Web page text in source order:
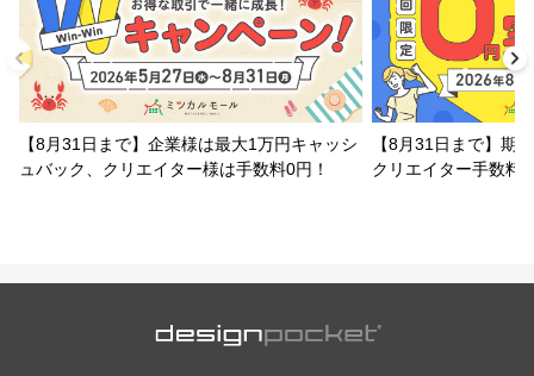
【8月31日まで】企業様は最大1万円キャッシ
ュバック、クリエイター様は手数料0円！
【8月31日まで】期
クリエイター手数料